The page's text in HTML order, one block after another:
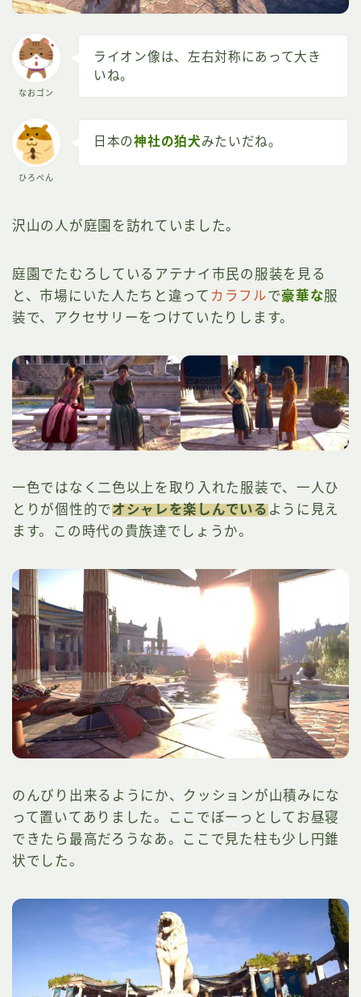
なおゴン
ライオン像は、左右対称にあって大き
いね。
ひろぺん
日本の神社の狛犬みたいだね。
沢山の人が庭園を訪れていました。
庭園でたむろしているアテナイ市民の服装を見る
と、市場にいた人たちと違って カラフルで豪華な服
装で、アクセサリーをつけていたりします。
一色ではなく二色以上を取り入れた服装で、一人ひ
とりが個性的で オシャレ を楽しんでいる ように見え
ます。この時代の貴族達でしょうか。
のんびり出来るようにか、クッションが山積みにな
って置いてありました。ここでぼーっとしてお昼寝
できたら最高だろうなあ。ここで見た柱も少し円錐
状でした。